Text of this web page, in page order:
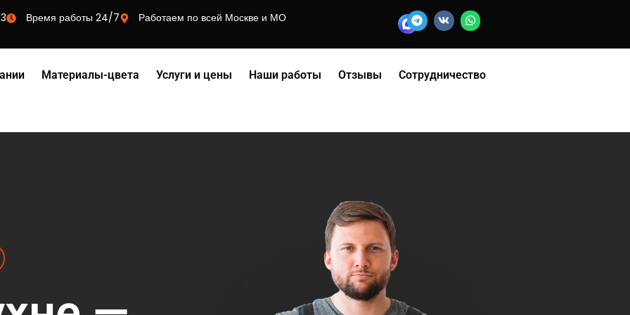
Время работы 24/7 Работаем по всей Москве и МО
Материалы-цвета Услуги и цены Наши работы Отзывы Сотрудничество